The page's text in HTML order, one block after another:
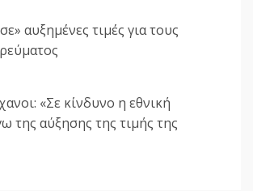
αυξημένες τιμές για τους
«Σε κίνδυνο η εθνική
της αύξησης της τιμής της